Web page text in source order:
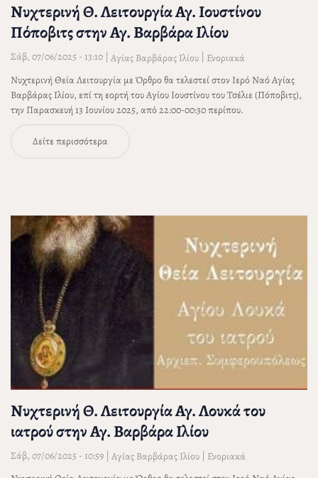
Νυχτερινή Θ. Λειτουργία Αγ. Ιουστίνου
Πόποβιτς στην Αγ. Βαρβάρα Ιλίου
Σάβ, 07/06/2025 - 13:10 Αγίας Βαρβάρας Ιλίου
Ενοριακά
Νυχτερινή Θεία Λειτουργία με Όρθρο θα τελεστεί στον Ιερό Ναό Αγίας
Βαρβάρας Ιλίου, επί τη εορτή του Αγίου Ιουστίνου του Τσέλιε (Πόποβιτς),
την Παρασκευή 13 Ιουνίου 2025, από 22:00-00:30 περίπου.
Δείτε περισσότερα
Νυχτερινή Θ. Λειτουργία Αγ. Λουκά του
ιατρού στην Αγ. Βαρβάρα Ιλίου
Σάβ, 07/06/2025 - 10:59 | Αγίας Βαρβάρας Ιλίου | Ενοριακά